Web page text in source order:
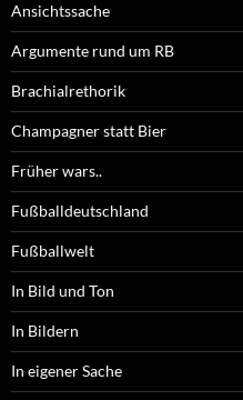
Ansichtssache
Argumente rund um RB
Brachialrethorik
Champagner statt Bier
Früher wars..
Fußballdeutschland
Fußballwelt
In Bild und Ton
In Bildern
In eigener Sache